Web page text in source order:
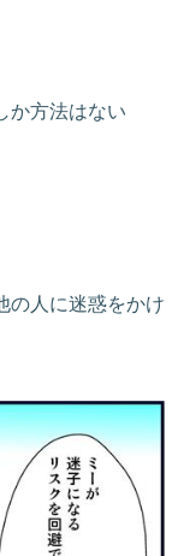
方法はない
人に迷惑をかけ